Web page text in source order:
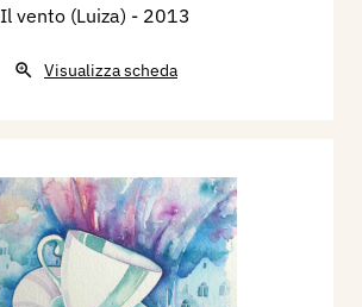
Il vento (Luiza) - 2013
Visualizza scheda